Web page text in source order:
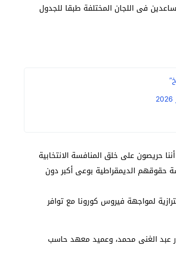
فى اللجان المختلفة طبقا للجدول
حريصون على خلق المنافسة الانتخابية
الديمقراطية بوعى أكبر دون
لمواجهة فيروس كورونا مع توافر
عبد الغنى محمد، وعميد معهد حاسب